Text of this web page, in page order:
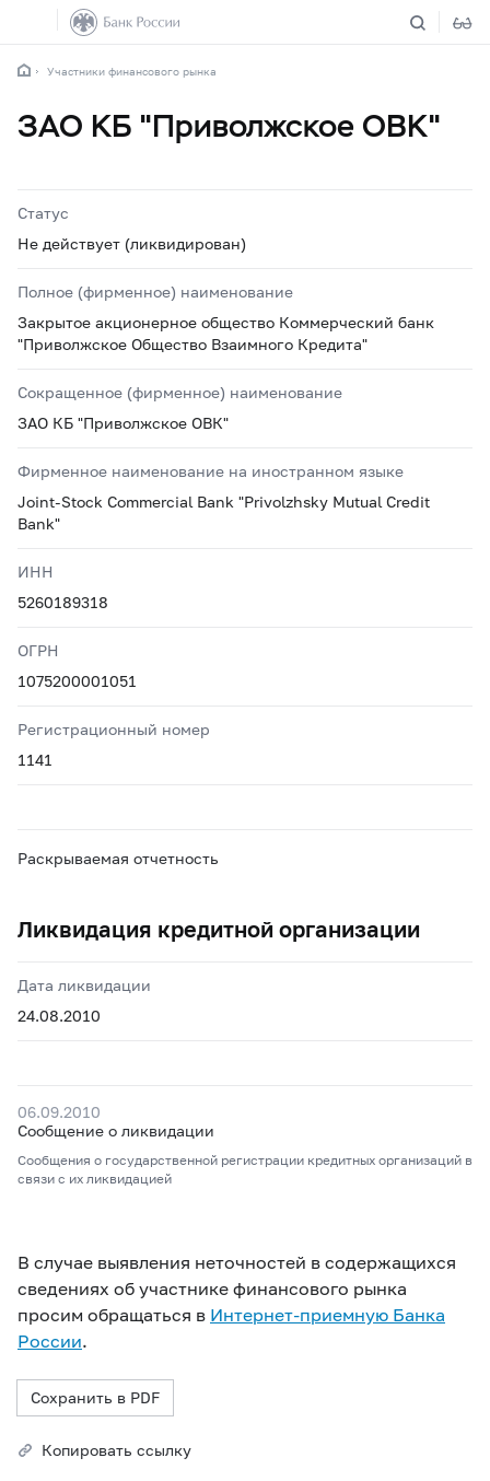
Участники финансового рынка
ЗАО КБ "Приволжское ОВК"
Статус
Не действует (ликвидирован)
Полное (фирменное) наименование
Закрытое акционерное общество Коммерческий банк
"Приволжское Общество Взаимного Кредита"
Сокращенное (фирменное) наименование
ЗАО КБ "Приволжское ОВК"
Фирменное наименование на иностранном языке
Joint-Stock Commercial Bank "Privolzhsky Mutual Credit
Bank"
ИНН
5260189318
ОГРН
1075200001051
Регистрационный номер
1141
Раскрываемая отчетность
Ликвидация кредитной организации
Дата ликвидации
24.08.2010
06.09.2010
Сообщение о ликвидации
Сообщения о государственной регистрации кредитных организаций в
связи с их ликвидацией
В случае выявления неточностей в содержащихся
сведениях об участнике финансового рынка
просим обращаться в Интернет-приемную Банка
России.
Сохранить в PDF
Копировать ссылку